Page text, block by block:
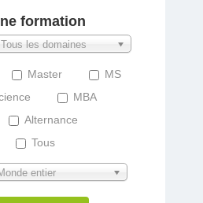
formation
Tous les domaines
Master
MS
MBA
Alternance
Tous
entier